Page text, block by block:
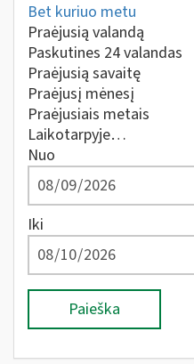
Bet kuriuo metu
Praėjusią valandą
Paskutines 24 valandas
Praėjusią savaitę
Praėjusį mėnesį
Praėjusiais metais
Laikotarpyje…
Nuo
Iki
Paieška